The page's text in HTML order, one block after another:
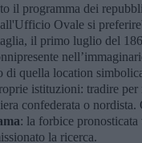
il programma dei
Ovale si
il primo luglio del
quella location
istituzioni: tradire per
confederata o
: la forbice
la ricerca.